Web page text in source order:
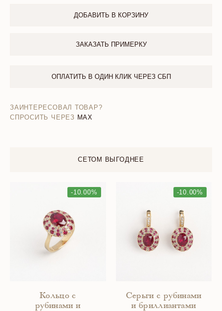
ДОБАВИТЬ В КОРЗИНУ
ЗАКАЗАТЬ ПРИМЕРКУ
ОПЛАТИТЬ В ОДИН КЛИК ЧЕРЕЗ СБП
ЗАИНТЕРЕСОВАЛ ТОВАР?
СПРОСИТЬ ЧЕРЕЗ MAX
СЕТОМ ВЫГОДНЕЕ
-10.00%
Кольцо с
рубинами и
-10.00%
Серьги с рубинами
и бриллиантами